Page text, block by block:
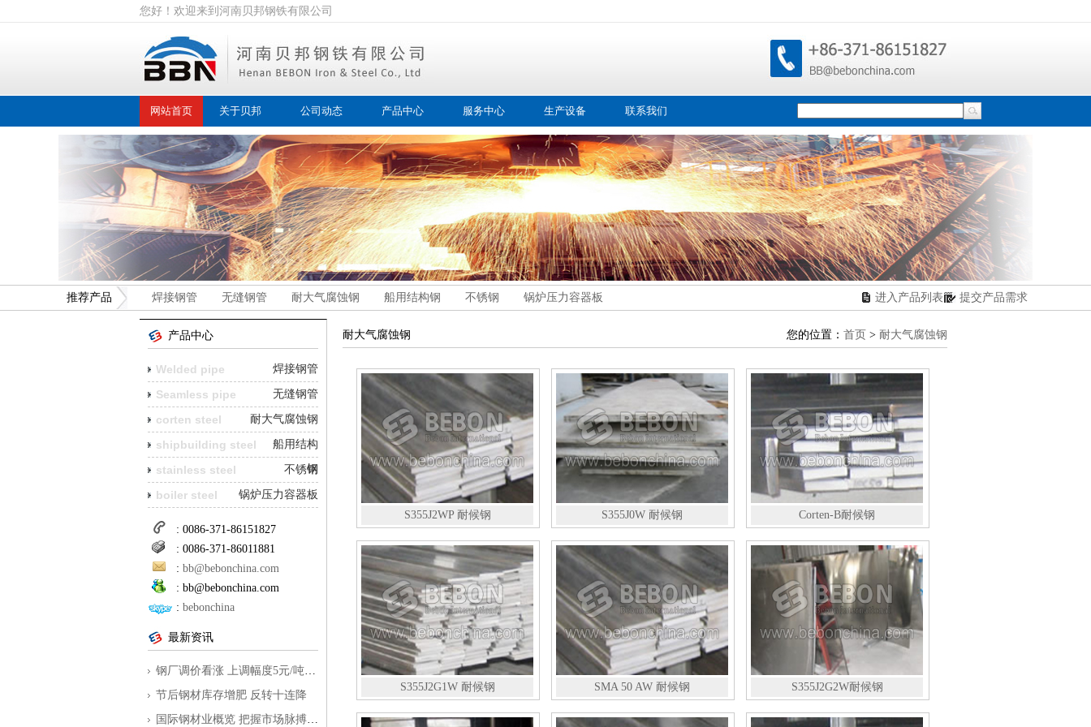
您好！欢迎来到河南贝邦钢铁有限公司
网站首页 关于贝邦 公司动态 产品中心 服务中心 生产设备 联系我们
推荐产品 焊接钢管 无缝钢管 耐大气腐蚀钢 船用结构钢 不锈钢 锅炉压力容器板 进入产品列表 提交产品需求
产品中心
Welded pipe 焊接钢管
Seamless pipe 无缝钢管
corten steel 耐大气腐蚀钢
shipbuilding steel
船用结构
钢
stainless steel 不锈钢
boiler steel 锅炉压力容器板
: 0086-371-86151827
: 0086-371-86011881
: bb@bebonchina.com
: bb@bebonchina.com
: bebonchina
最新资讯
钢厂调价看涨 上调幅度5元/吨到350元/
节后钢材库存增肥 反转十连降
国际钢材业概览 把握市场脉搏为外贸指
您的位置： 首页 > 耐大气腐蚀钢
耐大气腐蚀钢
S355J2WP 耐候钢 S355J0W 耐候钢 Corten-B耐候钢
S355J2G1W 耐候钢 SMA 50 AW 耐候钢 S355J2G2W耐候钢